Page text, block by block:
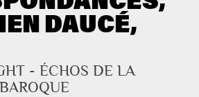
DAUCÉ,
- ÉCHOS DE LA